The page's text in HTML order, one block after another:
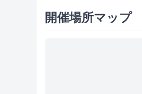
開催場所マップ